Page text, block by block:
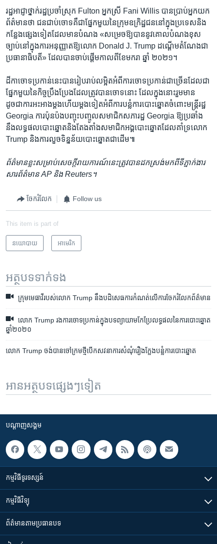
រដ្ឋអាជ្ញា​ថ្នាក់​រដ្ឋ​ប្រចាំ​ស្រុក Fulton អ្នកស្រី Fani Willis បាន​ប្រាប់​អ្នក​យក​
ព័ត៌មាន​ថា ជន​ជាប់​ចោទ​គឺ​ជា​ផ្នែក​មួយ​នៃ​ក្រុម​ឧក្រិដ្ឋជន​នៅ​ក្នុង​ប្រទេស​និង​
កន្លែង​ផ្សេង​ទៀត​ដែល​មាន​បំណង «សម្រេច​ឱ្យ​បាន​នូវ​គោល​បំណង​ខុស​
ច្បាប់​នៅ​ក្នុង​ការ​អនុញ្ញាត​ឱ្យ​លោក Donald J. Trump ដណ្ដើម​តំណែង​ជា​
ប្រធានាធិបតី» ដែល​បាន​ចាប់ផ្ដើម​កាលពី​ខែ​មករា ឆ្នាំ ២០២១។
ដីកា​ចោទ​ប្រកាន់​នេះ​បាន​រៀបរាប់​លម្អិត​អំពី​ការ​ចោទ​ប្រកាន់​ជា​ច្រើន​ដែល​ជា​
ផ្នែក​មួយ​នៃ​កិច្ច​ប្រឹងប្រែង​ដែល​ត្រូវ​បាន​ចោទ​នោះ ដែល​ក្នុង​នោះ​រួម​មាន​
ដូចជា​ការ​អះអាង​ម្ដង​ហើយ​ម្ដង​ទៀត​អំពី​ការ​បន្លំ​ការ​បោះឆ្នោត​ចំពោះ​មន្ត្រី​រដ្ឋ
Georgia ការ​ប៉ុនប៉ង​បញ្ចុះបញ្ចូល​សមាជិក​សភា​រដ្ឋ Georgia ឱ្យ​ប្រឆាំង​
នឹង​លទ្ធផល​បោះឆ្នោត​និង​តែងតាំង​សមាជិក​អង្គ​បោះឆ្នោត​ដែល​គាំទ្រ​លោក
Trump និង​ការ​លួច​ទិន្នន័យ​បោះឆ្នោត​ជាដើម៕
ព័ត៌មាន​ខ្លះ​សម្រាប់​សេចក្ដី​រាយការណ៍​នេះ​ត្រូវ​បាន​ដកស្រង់​មកពី​ទីភ្នាក់ងារ​
សារ​ព័ត៌មាន AP និង Reuters។
ចែករំលែក Follow us
This item is part of
នយោបាយ អាមេរិក​
អត្ថបទ​ទាក់ទង
ក្រុម​មេធាវី​របស់​លោក Trump នឹង​បដិសេធ​ការ​កំណត់​លើ​ការ​ចែក​រំលែក​ព័ត៌មាន
លោក Trump រងការចោទប្រកាន់ក្នុងបទព្យាយាមកែប្រែលទ្ធផលនៃការបោះឆ្នោត
ឆ្នាំ២០២០
លោក ​Trump ​ចង់បាន​ចៅក្រម​ថ្មី​បើក​សវនាការ​សំណុំ​រឿង​ក្លែង​បន្លំ​ការ​បោះឆ្នោត​
អានអត្ថបទផ្សេងៗទៀត
បណ្តាញ​សង្គម
កម្មវិធី​ទូរទស្សន៍
កម្មវិធី​វិទ្យុ
ព័ត៌មាន​តាមប្រធានបទ​